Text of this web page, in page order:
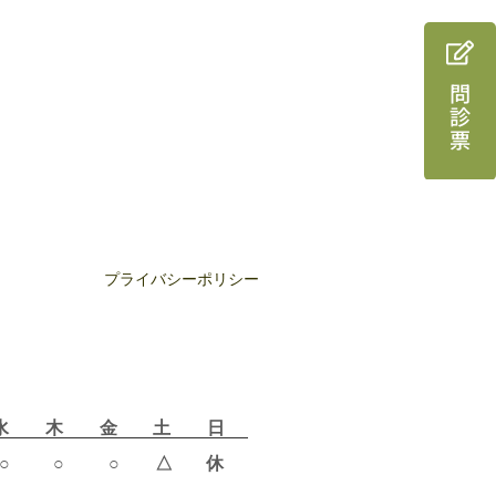
問診票
プライバシーポリシー
木 金 土 日
○ ○ ○ △ 休